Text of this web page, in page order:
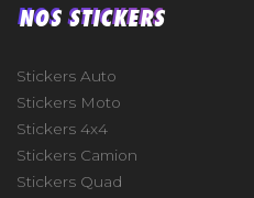
NOS STICKERS
Stickers Auto
Stickers Moto
Stickers 4x4
Stickers Camion
Stickers Quad